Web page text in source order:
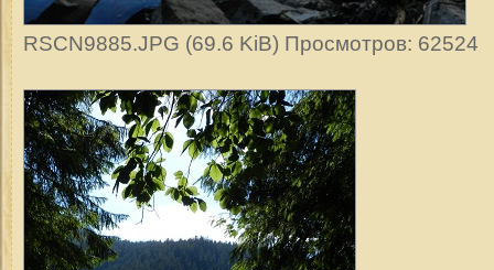
RSCN9885.JPG (69.6 KiB) Просмотров: 62524